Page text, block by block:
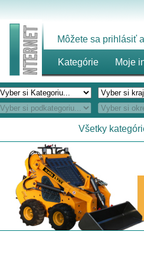
Môžete sa prihlásiť
Kategórie Moje
Všetky